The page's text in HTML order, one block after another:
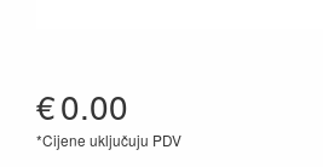
€0.00
*Cijene uključuju PDV